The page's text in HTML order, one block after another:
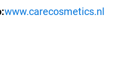
www.carecosmetics.nl